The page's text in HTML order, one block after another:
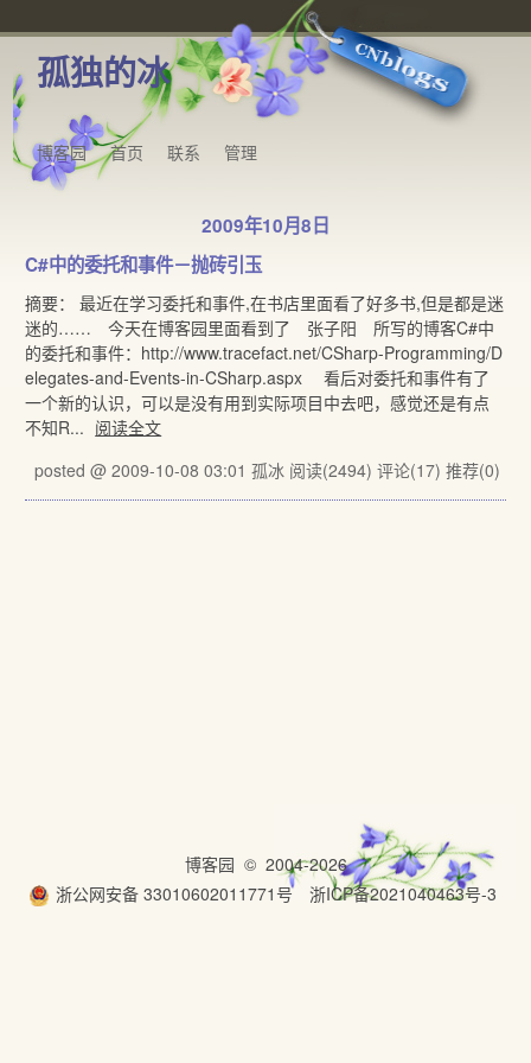
孤独的冰
博客园 首页 联系 管理
2009年10月8日
C#中的委托和事件－抛砖引玉
摘要： 最近在学习委托和事件,在书店里面看了好多书,但是都是迷
迷的…… 今天在博客园里面看到了 张子阳 所写的博客C#中
的委托和事件：http://www.tracefact.net/CSharp-Programming/D
elegates-and-Events-in-CSharp.aspx 看后对委托和事件有了
一个新的认识，可以是没有用到实际项目中去吧，感觉还是有点
不知R... 阅读全文
posted @ 2009-10-08 03:01 孤冰 阅读(2494) 评论(17) 推荐(0)
博客园 © 2004-2026
浙公网安备 33010602011771号
浙ICP备2021040463号-3